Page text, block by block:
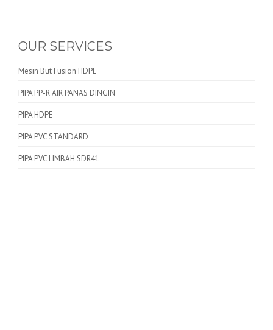
OUR SERVICES
Mesin But Fusion HDPE
PIPA PP-R AIR PANAS DINGIN
PIPA HDPE
PIPA PVC STANDARD
PIPA PVC LIMBAH SDR41